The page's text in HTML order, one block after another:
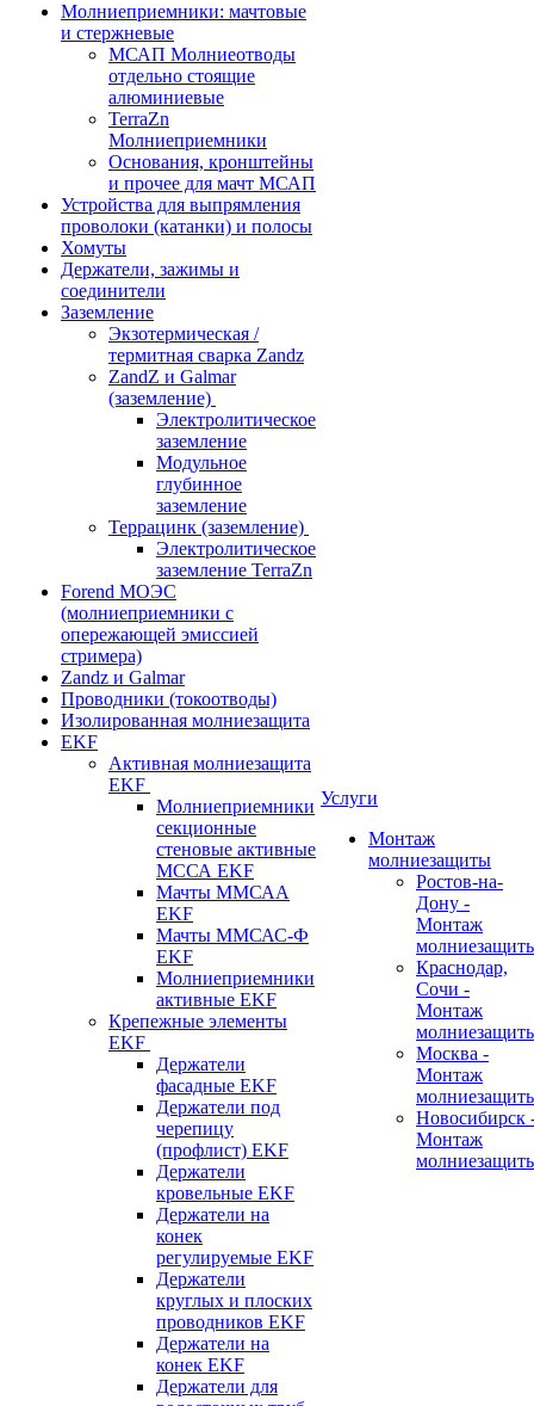
Молниеприемники: мачтовые
и стержневые
МСАП Молниеотводы
отдельно стоящие
алюминиевые
TerraZn
Молниеприемники
Основания, кронштейны
и прочее для мачт МСАП
Устройства для выпрямления
проволоки (катанки) и полосы
Хомуты
Держатели, зажимы и
соединители
Заземление
Экзотермическая /
термитная сварка Zandz
ZandZ и Galmar
(заземление)
Электролитическое
заземление
Модульное
глубинное
заземление
Террацинк (заземление)
Электролитическое
заземление TerraZn
Forend МОЭС
(молниеприемники с
опережающей эмиссией
стримера)
Zandz и Galmar
Проводники (токоотводы)
Изолированная молниезащита
EKF
Активная молниезащита
EKF
Молниеприемники
секционные
стеновые активные
МССА EKF
Мачты ММСАА
EKF
Мачты ММСАС-Ф
EKF
Молниеприемники
активные EKF
Крепежные элементы
EKF
Держатели
фасадные EKF
Держатели под
черепицу
(профлист) EKF
Держатели
кровельные EKF
Держатели на
конек
регулируемые EKF
Держатели
круглых и плоских
проводников EKF
Держатели на
конек EKF
Держатели для
Услуги
Монтаж
молниезащиты
Ростов-на-
Дону -
Монтаж
Краснодар,
Сочи -
Монтаж
Москва -
Монтаж
Новосибирск
Монтаж